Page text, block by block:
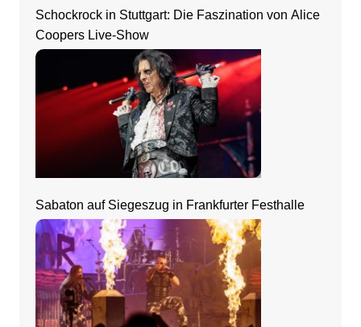
Schockrock in Stuttgart: Die Faszination von Alice
Coopers Live-Show
Sabaton auf Siegeszug in Frankfurter Festhalle